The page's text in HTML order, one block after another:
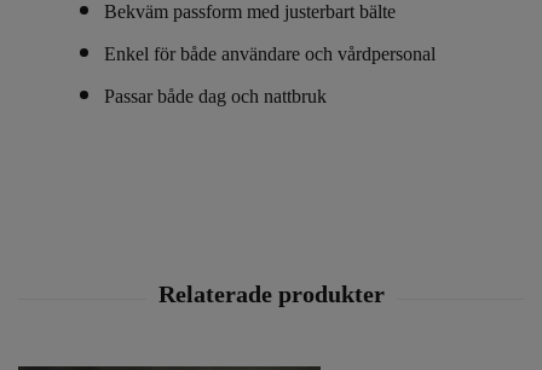
Bekväm passform med justerbart bälte
Enkel för både användare och vårdpersonal
Passar både dag och nattbruk